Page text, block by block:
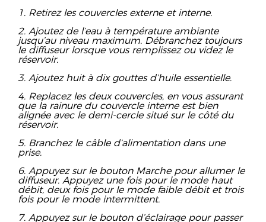
1. Retirez les couvercles externe et interne.
2. Ajoutez de l’eau à température ambiante
jusqu’au niveau maximum. Débranchez toujours
le diffuseur lorsque vous remplissez ou videz le
réservoir.
3. Ajoutez huit à dix gouttes d’huile essentielle.
4. Replacez les deux couvercles, en vous assurant
que la rainure du couvercle interne est bien
alignée avec le demi-cercle situé sur le côté du
réservoir.
5. Branchez le câble d’alimentation dans une
prise.
6. Appuyez sur le bouton Marche pour allumer le
diffuseur. Appuyez une fois pour le mode haut
débit, deux fois pour le mode faible débit et trois
fois pour le mode intermittent.
7. Appuyez sur le bouton d’éclairage pour passer